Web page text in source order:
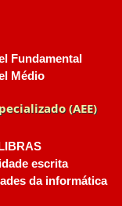
Fundamental
Médio
(AEE)
escrita
da informática